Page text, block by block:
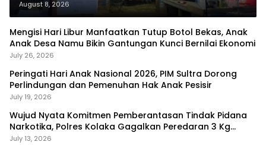
Transaksi Digital
August 8, 2026
Mengisi Hari Libur Manfaatkan Tutup Botol Bekas, Anak
Anak Desa Namu Bikin Gantungan Kunci Bernilai Ekonomi
July 26, 2026
Peringati Hari Anak Nasional 2026, PIM Sultra Dorong
Perlindungan dan Pemenuhan Hak Anak Pesisir
July 19, 2026
Wujud Nyata Komitmen Pemberantasan Tindak Pidana
Narkotika, Polres Kolaka Gagalkan Peredaran 3 Kg
Sabu-Sabu
July 13, 2026